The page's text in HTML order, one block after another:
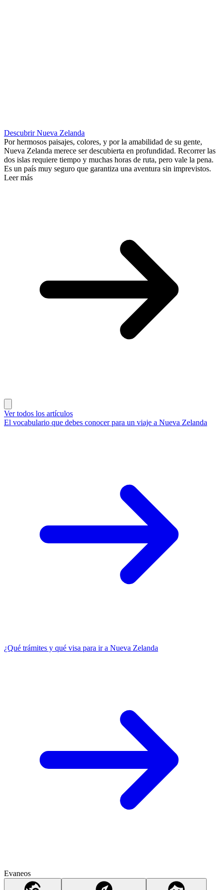
Descubrir Nueva Zelanda
Por hermosos paisajes, colores, y por la amabilidad de su gente,
Nueva Zelanda merece ser descubierta en profundidad. Recorrer las
dos islas requiere tiempo y muchas horas de ruta, pero vale la pena.
Es un país muy seguro que garantiza una aventura sin imprevistos.
Leer más
Ver todos los artículos
El vocabulario que debes conocer para un viaje a Nueva Zelanda
¿Qué trámites y qué visa para ir a Nueva Zelanda
Evaneos